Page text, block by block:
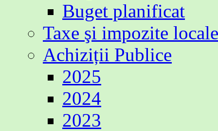
Buget planificat
Taxe şi impozite locale
Achiziții Publice
2025
2024
2023